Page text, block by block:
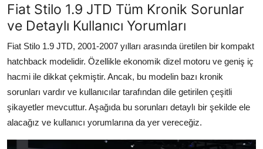
LPG & Yakıt
Elektrik & Akü
Klima & Konfor
Aydınlatma & Görüş
Şanzıman & Aktarma
Dizel Sistemler
Fiat Stilo 1.9 JTD Tüm Kronik Sorunlar
ve Detaylı Kullanıcı Yorumları
Fiat Stilo 1.9 JTD, 2001-2007 yılları arasında üretilen bir kompakt
hatchback modelidir. Özellikle ekonomik dizel motoru ve geniş iç
hacmi ile dikkat çekmiştir. Ancak, bu modelin bazı kronik
sorunları vardır ve kullanıcılar tarafından dile getirilen çeşitli
şikayetler mevcuttur. Aşağıda bu sorunları detaylı bir şekilde ele
alacağız ve kullanıcı yorumlarına da yer vereceğiz.